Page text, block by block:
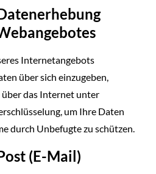
Internetangebots
über sich einzugeben,
das Internet unter
um Ihre Daten
durch Unbefugte zu schützen.
(E-Mail)